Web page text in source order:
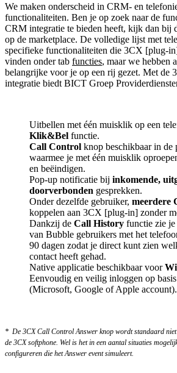
We maken onderscheid in CRM- en
functionaliteiten. Ben je op zoek naar de
CRM integratie te bieden heeft, kijk dan bij
op de marketplace. De volledige lijst met
specifieke functionaliteiten die 3CX [plug-
vinden onder tab functies, maar we hebben
belangrijke voor je op een rij gezet. Met de
integratie biedt BICT Groep
Uitbellen met één muisklik op een
Klik&Bel functie.
Call Control knop beschikbaar in de
waarmee je met één muisklik
en beëindigen.
Pop-up notificatie bij inkomende,
doorverbonden gesprekken.
Onder dezelfde gebruiker, meerdere
koppelen aan 3CX [plug-in] zonder
Dankzij de Call History functie zie je
van Bubble gebruikers met het
90 dagen zodat je direct kunt zien
contact heeft gehad.
Native applicatie beschikbaar voor
Eenvoudig en veilig inloggen op
(Microsoft, Google of Apple account).
* De 3CX Call Control Answer knop wordt standaard
de 3CX softphone. Wel is het in een aantal situaties
configureren die het Answer event simuleert.